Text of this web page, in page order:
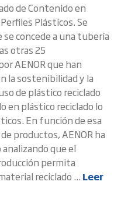
de Contenido en
Plásticos. Se
concede a una tubería
otras 25
AENOR que han
la sostenibilidad y la
de plástico reciclado
en plástico reciclado lo
En función de esa
productos, AENOR ha
que el
permita
reciclado ... Leer